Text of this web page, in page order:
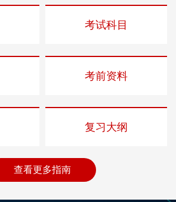
考试科目
考前资料
复习大纲
查看更多指南